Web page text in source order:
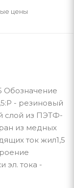
цены
Обозначение
- резиновый
слой из ПЭТФ-
из медных
ток жил1,5
эл. тока -